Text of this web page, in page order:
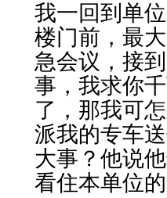
我一回到单
楼门前，最
急会议，接
事，我求你
了，那我可
派我的专车
大事？他说
看住本单位